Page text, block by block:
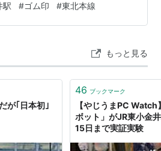
駅 #ゴム印 #東北本線
もっと見る
が｢日本初｣
46 ブックマーク
【やじうまPC
ボット」がJR東小金
15日まで実証実験